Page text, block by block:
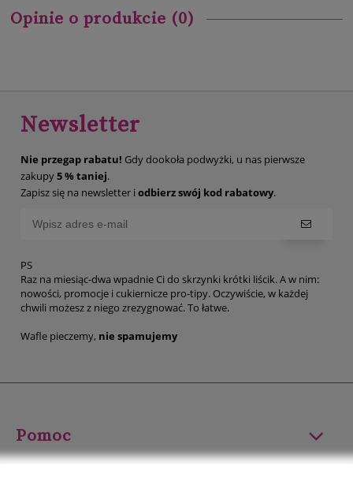
Opinie o produkcie (0)
Newsletter
Nie przegap rabatu! Gdy dookoła podwyżki, u nas pierwsze
zakupy5 % taniej.
Zapisz się na newsletter i odbierz swój kod rabatowy.
PS
Raz na miesiąc-dwa wpadnie Ci do skrzynki krótki liścik. A w nim:
nowości, promocje i cukiernicze pro-tipy. Oczywiście, w każdej
chwili możesz z niego zrezygnować. To łatwe.
Wafle pieczemy, nie spamujemy
Pomoc